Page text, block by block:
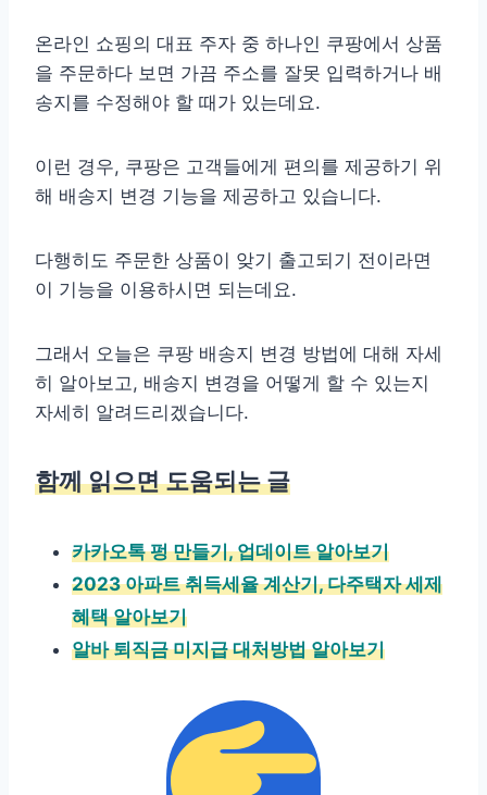
온라인 쇼핑의 대표 주자 중 하나인 쿠팡에서 상품
을 주문하다 보면 가끔 주소를 잘못 입력하거나 배
송지를 수정해야 할 때가 있는데요.
이런 경우, 쿠팡은 고객들에게 편의를 제공하기 위
해 배송지 변경 기능을 제공하고 있습니다.
다행히도 주문한 상품이 앚기 출고되기 전이라면
이 기능을 이용하시면 되는데요.
그래서 오늘은 쿠팡 배송지 변경 방법에 대해 자세
히 알아보고, 배송지 변경을 어떻게 할 수 있는지
자세히 알려드리겠습니다.
함께 읽으면 도움되는 글
카카오톡 펑 만들기, 업데이트 알아보기
2023 아파트 취득세율 계산기, 다주택자 세제
혜택 알아보기
알바 퇴직금 미지급 대처방법 알아보기